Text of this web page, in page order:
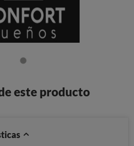
este producto